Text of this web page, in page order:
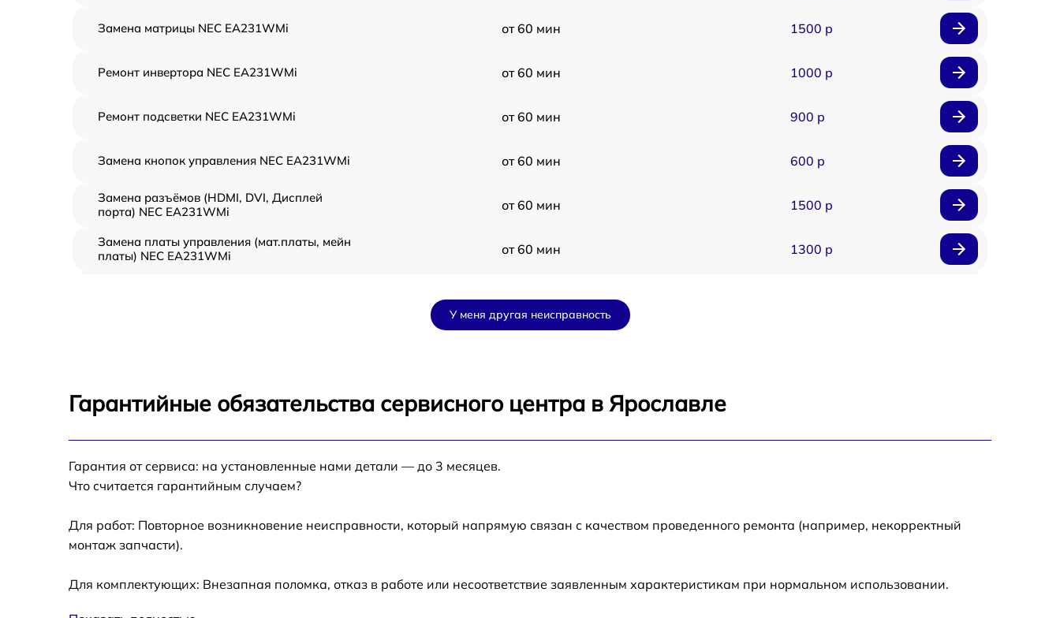
Замена матрицы NEC EA231WMi от 60 мин 1500 р
Ремонт инвертора NEC EA231WMi от 60 мин 1000 р
Ремонт подсветки NEC EA231WMi от 60 мин 900 р
Замена кнопок управления NEC EA231WMi от 60 мин 600 р
Замена разъёмов (HDMI, DVI, Дисплей
порта) NEC EA231WMi
от 60 мин 1500 р
Замена платы управления (мат.платы, мейн
платы) NEC EA231WMi
от 60 мин 1300 р
Замена блока питания NEC EA231WMi
EA231WMi
У меня другая неисправность
Гарантийные обязательства сервисного центра в Ярославле
Гарантия от сервиса: на установленные нами детали — до 3 месяцев.
Что считается гарантийным случаем?
Для работ: Повторное возникновение неисправности, который напрямую связан с качеством проведенного ремонта (например, некорректный
монтаж запчасти).
Для комплектующих: Внезапная поломка, отказ в работе или несоответствие заявленным характеристикам при нормальном использовании.